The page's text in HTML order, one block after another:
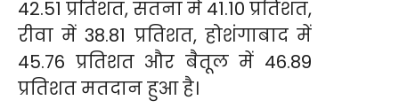
42.51 प्रतिशत, सतना में 41.10 प्रतिशत,
रीवा में 38.81 प्रतिशत, होशंगाबाद में
45.76 प्रतिशत और बैतूल में 46.89
प्रतिशत मतदान हुआ है।